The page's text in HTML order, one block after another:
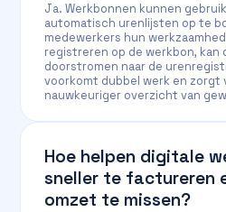
Ja. Werkbonnen kunnen
automatisch urenlijsten op te
medewerkers hun
registreren op de werkbon, kan
doorstromen naar de
voorkomt dubbel werk en zorgt
nauwkeuriger overzicht van
Hoe helpen digitale
sneller te factureren
omzet te missen?